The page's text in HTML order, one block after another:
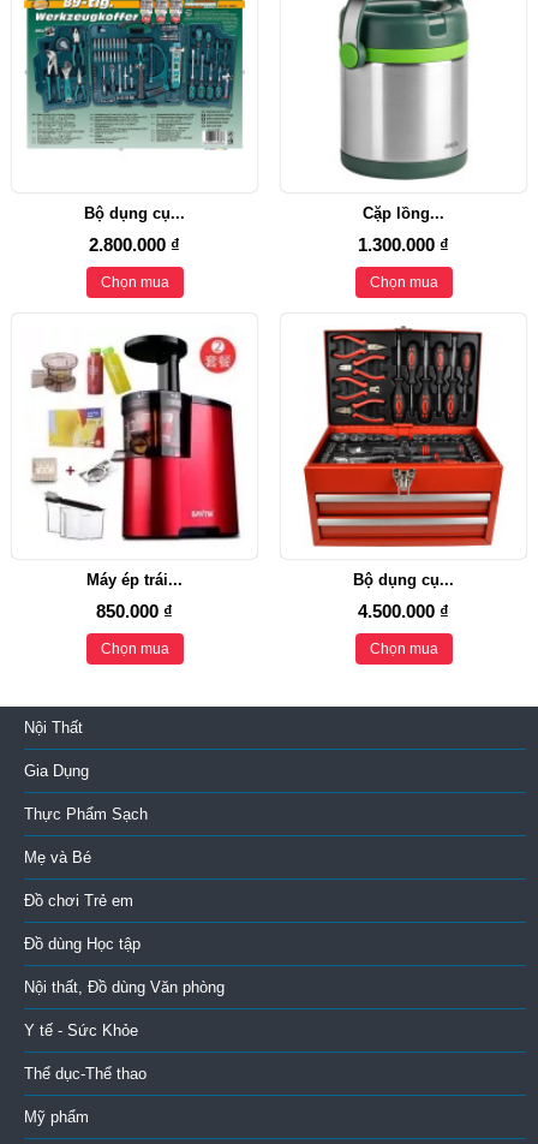
Bộ dụng cụ...
2.800.000 ₫
Chọn mua
Cặp lồng...
1.300.000 ₫
Chọn mua
Máy ép trái...
850.000 ₫
Chọn mua
Bộ dụng cụ...
4.500.000 ₫
Chọn mua
Nội Thất
Gia Dụng
Thực Phẩm Sạch
Mẹ và Bé
Đồ chơi Trẻ em
Đồ dùng Học tập
Nội thất, Đồ dùng Văn phòng
Y tế - Sức Khỏe
Thể dục-Thể thao
Mỹ phẩm